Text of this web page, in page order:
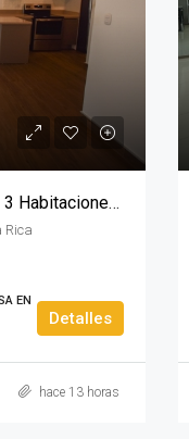
Condominio con Línea Blanca de 3 Habitaciones en Escazú
Rica
EN
Detalles
hace 13 horas